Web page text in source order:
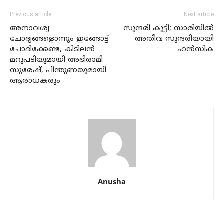
Previous article
അനാവശ്യ
ചോദ്യങ്ങളൊന്നും ഇങ്ങോട്ട്
ചോദിക്കേണ്ട, കിടിലന്‍
മറുപടിയുമായി അഭിരാമി
സുരേഷ്, പിന്തുണയുമായി
ആരാധകരും
Next article
സുന്ദരി കുട്ടി; സാരിയില്‍
അതീവ സുന്ദരിയായി
ഹന്‍സിക
Anusha